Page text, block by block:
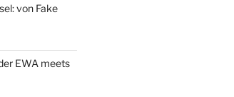
von Fake
EWA meets